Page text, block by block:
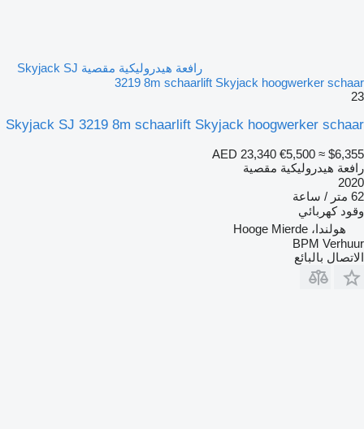
رافعة هيدروليكية مقصية Skyjack SJ
3219 8m schaarlift Skyjack hoogwerker schaar
23
Skyjack SJ 3219 8m schaarlift Skyjack hoogwerker schaar
AED 23,340 €5,500 ≈ $6,355
رافعة هيدروليكية مقصية
2020
62 متر / ساعة
وقود كهربائي
هولندا، Hooge Mierde
BPM Verhuur
الاتصال بالبائع